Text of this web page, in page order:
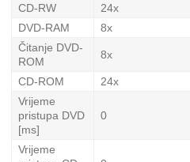
CD-RW
24x
DVD-RAM
8x
Čitanje DVD-
ROM
8x
CD-ROM
24x
Vrijeme
pristupa DVD
[ms]
0
Vrijeme